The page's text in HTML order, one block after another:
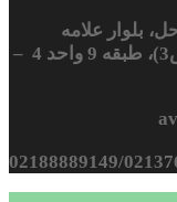
بلوار علامه
قزوینی، میلاد یکم، برج کنتراست مال(یاس3)، طبقه 9 واحد 4 –
02188889149/